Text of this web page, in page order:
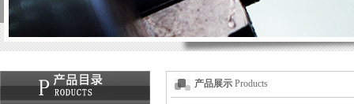
产品展示 Products